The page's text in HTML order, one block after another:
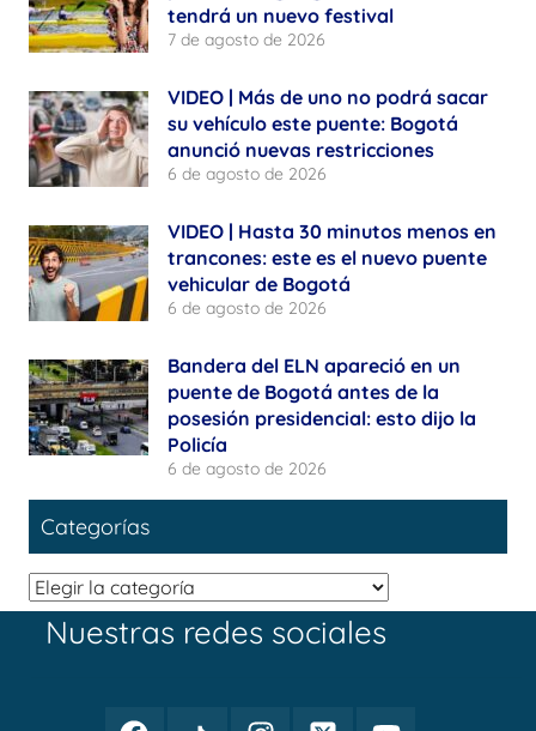
tendrá un nuevo festival
7 de agosto de 2026
VIDEO | Más de uno no podrá sacar
su vehículo este puente: Bogotá
anunció nuevas restricciones
6 de agosto de 2026
VIDEO | Hasta 30 minutos menos en
trancones: este es el nuevo puente
vehicular de Bogotá
6 de agosto de 2026
Bandera del ELN apareció en un
puente de Bogotá antes de la
posesión presidencial: esto dijo la
Policía
6 de agosto de 2026
Categorías
Categorías
Nuestras redes sociales